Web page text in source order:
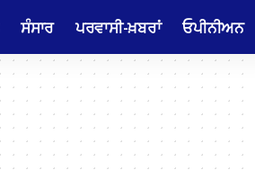
ਸੰਸਾਰ ਪਰਵਾਸੀ-ਖ਼ਬਰਾਂ ਓਪੀਨੀਅਨ